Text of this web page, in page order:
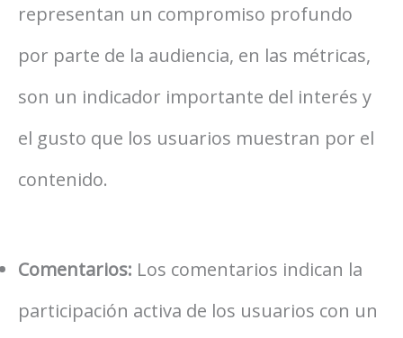
representan un compromiso profundo
por parte de la audiencia, en las métricas,
son un indicador importante del interés y
el gusto que los usuarios muestran por el
contenido.
Comentarios: Los comentarios indican la
participación activa de los usuarios con un